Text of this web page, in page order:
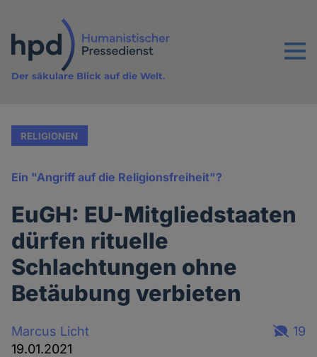
Inhalt
Menu
Der säkulare Blick auf die Welt.
RELIGIONEN
Ein "Angriff auf die Religionsfreiheit"?
EuGH: EU-Mitgliedstaaten
dürfen rituelle
Schlachtungen ohne
Betäubung verbieten
Marcus Licht
19.01.2021
19